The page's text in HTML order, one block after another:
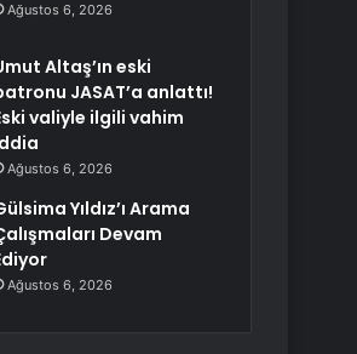
Ağustos 6, 2026
Altaş’ın eski
JASAT’a anlattı!
valiyle ilgili vahim
Ağustos 6, 2026
Yıldız’ı Arama
Devam
Ağustos 6, 2026